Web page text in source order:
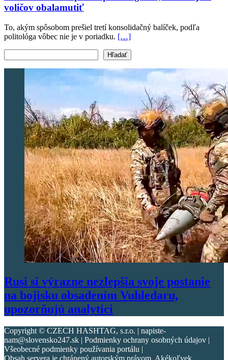
voličov obalamutiť
To, akým spôsobom prešiel tretí konsolidačný balíček, podľa
politológa vôbec nie je v poriadku. […]
Hľadať
Rusi si výrazne nezlepšia svoje postanie
na bojisku obsadením Vuhledaru,
upozorňujú analytici
Copyright © CZECH HASHTAG, s.r.o. | napiste-
nam@slovensko247.sk | Podmienky ochrany osobných údajov |
Všeobecné podmienky používania portálu |
Obsah servera je chránený autorským právom. Akékoľvek